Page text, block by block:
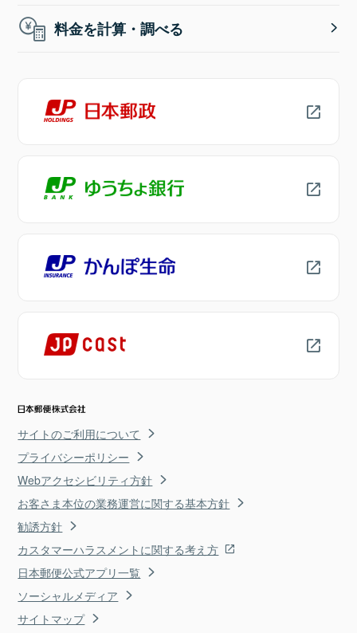
料金を計算・調べる
サイトのご利用について
プライバシーポリシー
Webアクセシビリティ方針
お客さま本位の業務運営に関する基本方針
勧誘方針
カスタマーハラスメントに関する考え方
日本郵便公式アプリ一覧
ソーシャルメディア
サイトマップ